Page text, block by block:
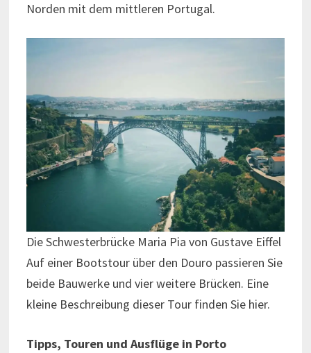
Norden mit dem mittleren Portugal.
Die Schwesterbrücke Maria Pia von Gustave Eiffel
Auf einer Bootstour über den Douro passieren Sie
beide Bauwerke und vier weitere Brücken. Eine
kleine Beschreibung dieser Tour finden Sie hier.
Tipps, Touren und Ausflüge in Porto